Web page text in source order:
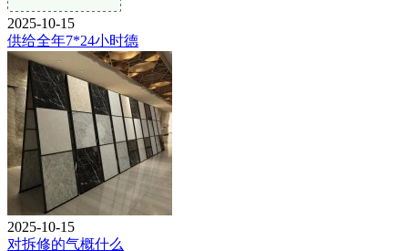
2025-10-15
供给全年7*24小时德
2025-10-15
对拆修的气概什么